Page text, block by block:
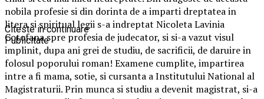
nobila profesie si din dorinta de a imparti dreptatea in
litera si spiritual legii s-a indreptat Nicoleta Lavinia
Cotofana spre profesia de judecator, si si-a vazut visul
implinit, dupa ani grei de studiu, de sacrificii, de daruire in
folosul poporului roman! Examene cumplite, impartirea
intre a fi mama, sotie, si cursanta a Institutului National al
Magistraturii. Prin munca si studiu a devenit magistrat, si-a
Citeste in continuare
Publicitate